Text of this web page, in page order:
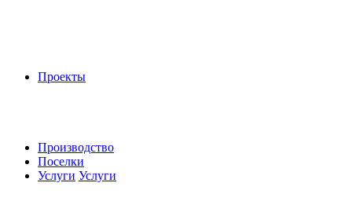
Проекты
Производство
Поселки
Услуги Услуги